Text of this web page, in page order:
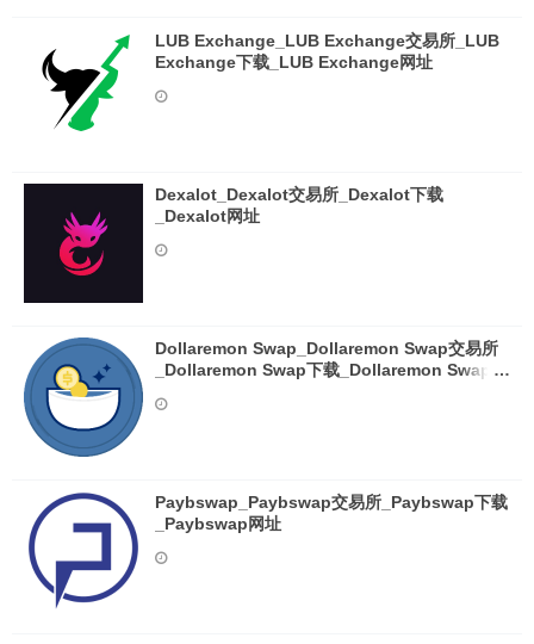
LUB Exchange_LUB Exchange交易所_LUB
Exchange下载_LUB Exchange网址
Dexalot_Dexalot交易所_Dexalot下载
_Dexalot网址
Dollaremon Swap_Dollaremon Swap交易所
_Dollaremon Swap下载_Dollaremon Swap网
Paybswap_Paybswap交易所_Paybswap下载
_Paybswap网址